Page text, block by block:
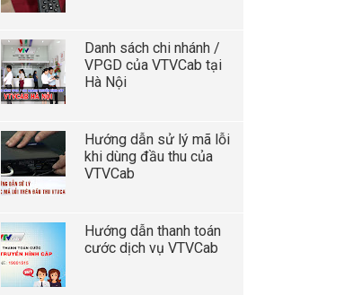
Danh sách chi nhánh /
VPGD của VTVCab tại
Hà Nội
Hướng dẫn sử lý mã lỗi
khi dùng đầu thu của
VTVCab
Hướng dẫn thanh toán
cước dịch vụ VTVCab